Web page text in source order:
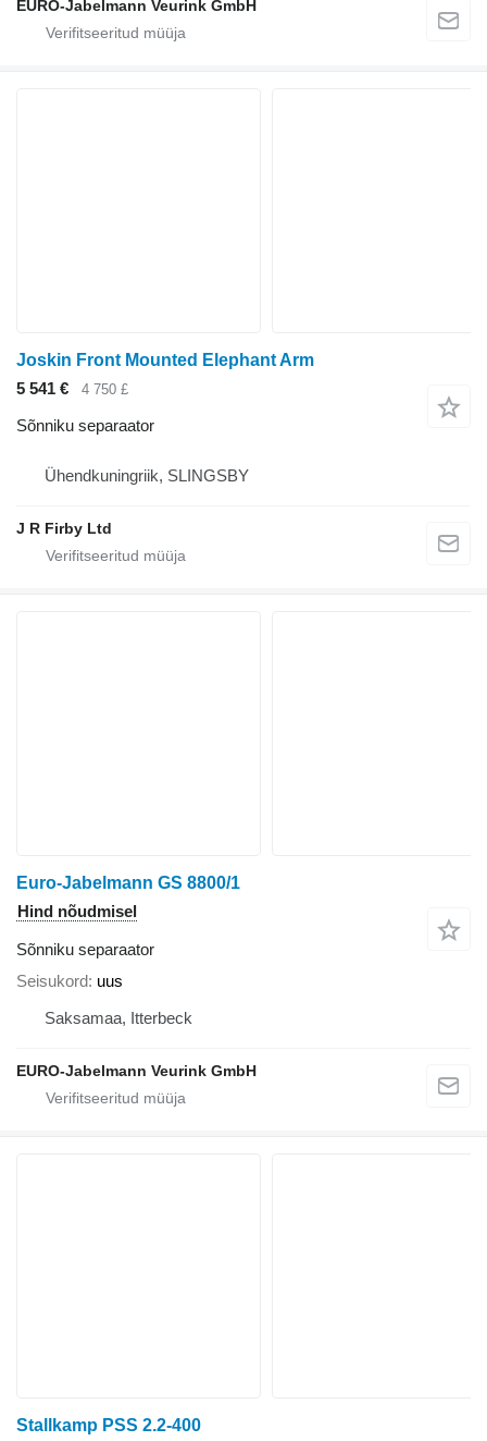
EURO-Jabelmann Veurink GmbH
Joskin Front Mounted Elephant Arm
5 541 €
4 750 £
Sõnniku separaator
Ühendkuningriik, SLINGSBY
J R Firby Ltd
Euro-Jabelmann GS 8800/1
Hind nõudmisel
Sõnniku separaator
Seisukord uus
Saksamaa, Itterbeck
EURO-Jabelmann Veurink GmbH
Stallkamp PSS 2.2-400